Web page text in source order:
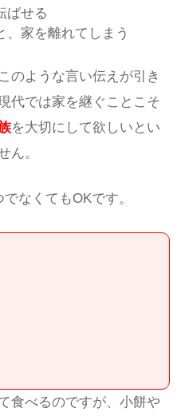
ばせる
家を離れてしまう
のような言い伝えが引き
代では家を継ぐことこそ
を大切にして欲しいとい
ん。
なくてもOKです。
食べるのですが、小餅や